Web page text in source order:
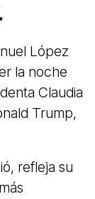
López
la noche
Claudia
Trump,
refleja su